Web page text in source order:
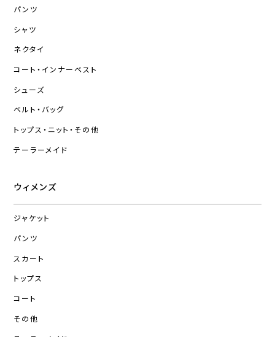
パンツ
シャツ
ネクタイ
コート・インナーベスト
シューズ
ベルト・バッグ
トップス・ニット・その他
テーラーメイド
ウィメンズ
ジャケット
パンツ
スカート
トップス
コート
その他